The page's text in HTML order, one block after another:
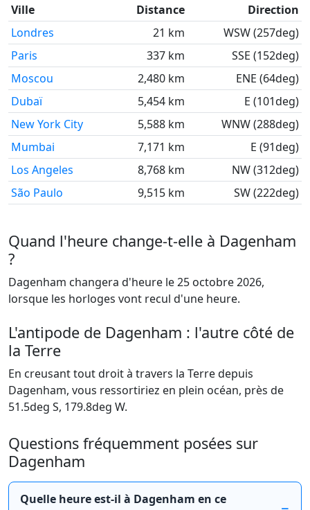
Ville Distance
Direction
Londres
21 km
WSW (257deg)
Paris
337 km
SSE (152deg)
Moscou
2,480 km
ENE (64deg)
Dubaï
5,454 km
E (101deg)
New York City
5,588 km
WNW (288deg)
Mumbai
7,171 km
E (91deg)
Los Angeles
8,768 km
NW (312deg)
São Paulo
9,515 km SW (222deg)
Quand l'heure change-t-elle à Dagenham
?
Dagenham changera d'heure le 25 octobre 2026,
lorsque les horloges vont recul d'une heure.
L'antipode de Dagenham : l'autre côté de
la Terre
En creusant tout droit à travers la Terre depuis
Dagenham, vous ressortiriez en plein océan, près de
51.5deg S, 179.8deg W.
Questions fréquemment posées sur
Dagenham
Quelle heure est-il à Dagenham en ce